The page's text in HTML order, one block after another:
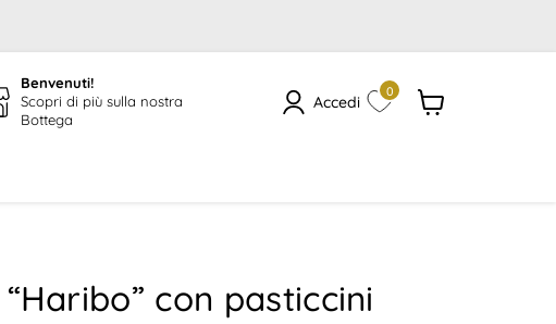
Benvenuti!
Scopri di più sulla nostra
Bottega
Accedi
0
con pasticcini